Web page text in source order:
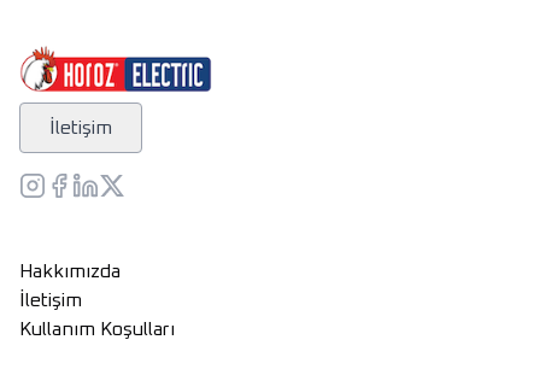
İletişim
Hakkımızda
İletişim
Kullanım Koşulları